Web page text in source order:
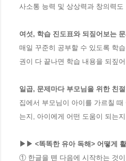
사소통 능력 및 상상력과 창의력도
여섯, 학습 진도표와 되짚어보는
매일 꾸준히 공부할 수 있도록 학
권이 다 끝나면 학습 내용을 되짚
일곱, 문제마다 부모님을 위한 친
집에서 부모님이 아이를 가르칠
는지, 아이에게 어떤 도움이 되는
▶▶ <똑똑한 유아 독해> 어떻게
① 한글을 뗀 다음에 시작하는 것